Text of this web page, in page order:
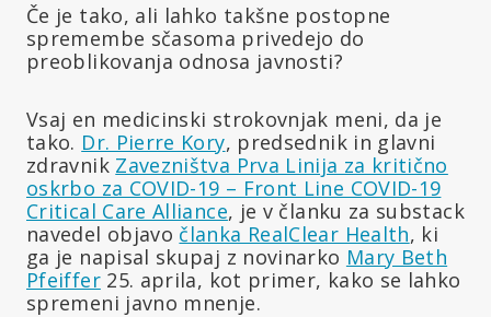
Če je tako, ali lahko takšne postopne
spremembe sčasoma privedejo do
preoblikovanja odnosa javnosti?
Vsaj en medicinski strokovnjak meni, da je
tako. Dr. Pierre Kory, predsednik in glavni
zdravnik Zavezništva Prva Linija za kritično
oskrbo za COVID-19 – Front Line COVID-19
Critical Care Alliance, je v članku za substack
navedel objavo članka RealClear Health, ki
ga je napisal skupaj z novinarko Mary Beth
Pfeiffer25. aprila, kot primer, kako se lahko
spremeni javno mnenje.